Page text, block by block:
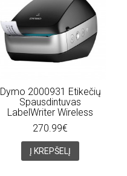
Dymo 2000931 Etikečių
Spausdintuvas
LabelWriter Wireless
270.99€
Į KREPŠELĮ